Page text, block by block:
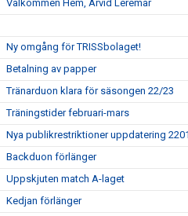
Välkommen Hem, Arvid Leremar
Ny omgång för TRISSbolaget!
Betalning av papper
Tränarduon klara för säsongen 22/23
Träningstider februari-mars
Nya publikrestriktioner uppdatering
Backduon förlänger
Uppskjuten match A-laget
Kedjan förlänger